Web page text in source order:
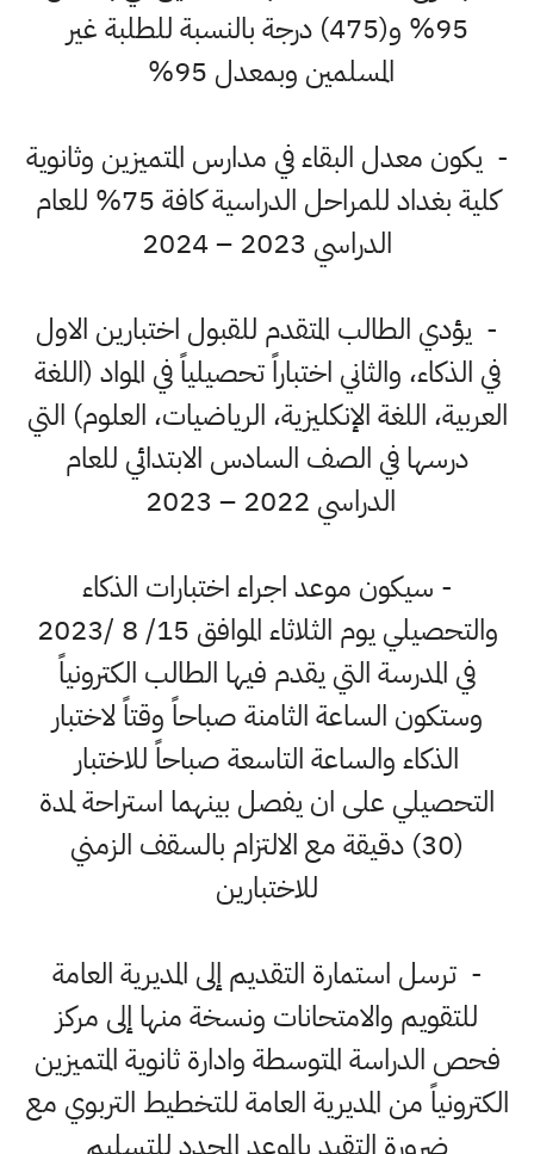
95% و(475) درجة بالنسبة للطلبة غير
المسلمين وبمعدل 95%
- يكون معدل البقاء في مدارس المتميزين وثانوية
كلية بغداد للمراحل الدراسية كافة 75% للعام
الدراسي 2023 – 2024
- يؤدي الطالب المتقدم للقبول اختبارين الاول
في الذكاء، والثاني اختباراً تحصيلياً في المواد (اللغة
العربية، اللغة الإنكليزية، الرياضيات، العلوم) التي
درسها في الصف السادس الابتدائي للعام
الدراسي 2022 – 2023
- سيكون موعد اجراء اختبارات الذكاء
والتحصيلي يوم الثلاثاء الموافق 15/ 8 /2023
في المدرسة التي يقدم فيها الطالب الكترونياً
وستكون الساعة الثامنة صباحاً وقتاً لاختبار
الذكاء والساعة التاسعة صباحاً للاختبار
التحصيلي على ان يفصل بينهما استراحة لمدة
(30) دقيقة مع الالتزام بالسقف الزمني
للاختبارين
- ترسل استمارة التقديم إلى المديرية العامة
للتقويم والامتحانات ونسخة منها إلى مركز
فحص الدراسة المتوسطة وادارة ثانوية المتميزين
الكترونياً من المديرية العامة للتخطيط التربوي مع